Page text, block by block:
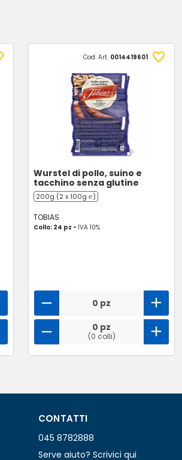
Cod. Art. 0014419601
Wurstel di pollo, suino e
tacchino senza glutine
200g (2 x 100g ℮)
TOBIAS
Collo: 24 pz - IVA 10%
0 pz
0 pz
(0 colli)
CONTATTI
045 8782888
Serve aiuto? Scrivici qui